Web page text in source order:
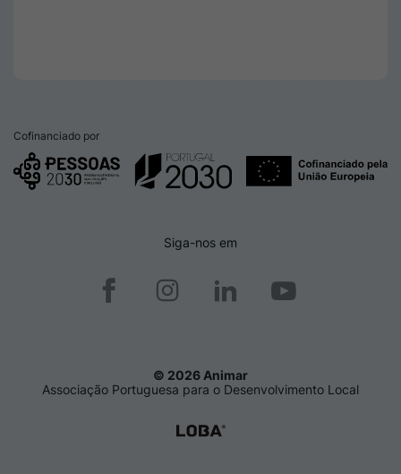
Cofinanciado por
Siga-nos em
© 2026 Animar
Associação Portuguesa para o Desenvolvimento Local